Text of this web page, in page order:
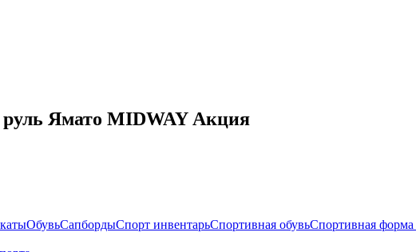
Ямато MIDWAY Акция
ОбувьСапбордыСпорт инвентарьСпортивная обувьСпортивная форма